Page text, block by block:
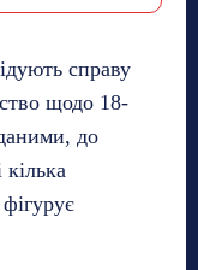
справу
щодо 18-
до